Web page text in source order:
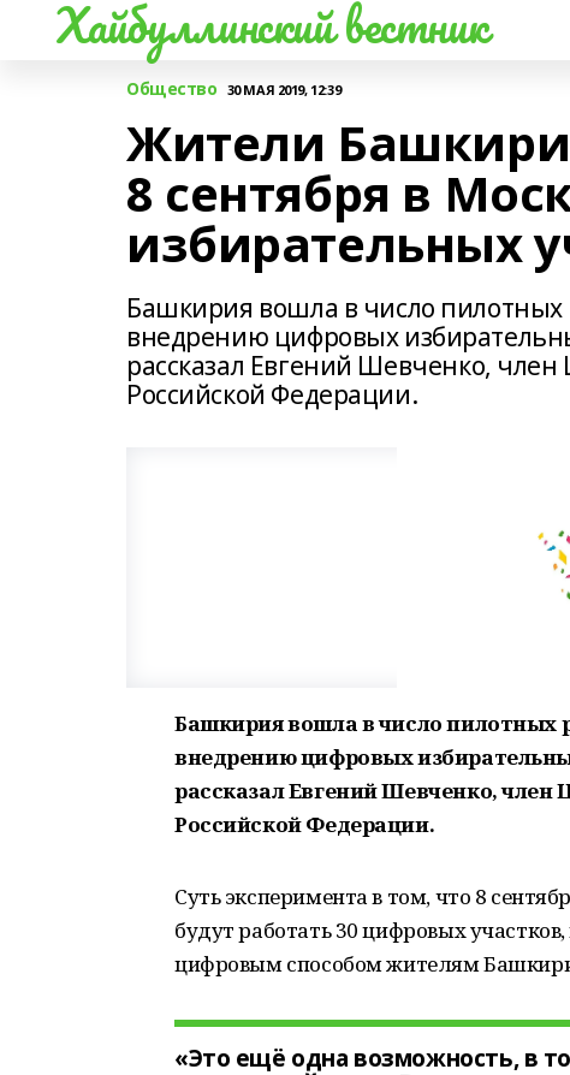
Хайбуллинский вестник
Общество 30 МАЯ 2019, 12:39
Жители
8 сентября в
избирательных
Башкирия вошла в число пилотных
внедрению цифровых
рассказал Евгений Шевченко,
Российской Федерации.
Башкирия вошла в число пилотных
внедрению цифровых
рассказал Евгений Шевченко,
Российской Федерации.
Суть эксперимента в том, что 8
будут работать 30 цифровых
цифровым способом жителям
«Это ещё одна возможность, в